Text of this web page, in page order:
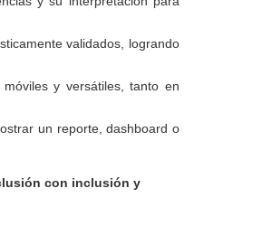
validados, logrando
y versátiles, tanto en
un reporte, dashboard o
con inclusión y